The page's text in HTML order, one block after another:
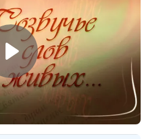
Михаил Севастьянов
Михаил Севастьянов #115
Михаил Севастьянов #114
Михаил Севастьянов #113